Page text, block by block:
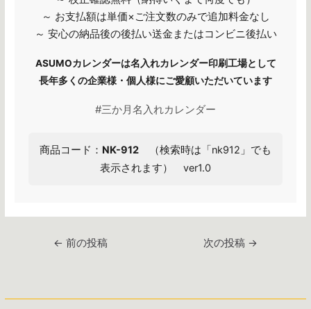
～ お支払額は単価×ご注文数のみで追加料金なし
～ 安心の納品後の後払い送金またはコンビニ後払い
ASUMOカレンダーは名入れカレンダー印刷工場として
長年多くの企業様・個人様にご愛顧いただいています
#三か月名入れカレンダー
商品コード： NK-912 （検索時は「nk912」でも
表示されます） ver1.0
← 前の投稿 次の投稿 →